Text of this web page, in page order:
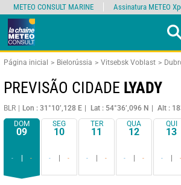
Página inicial Bielorússia Vitsebsk Voblast
PREVISÃO CIDADE LYADY
BLR Lon : 31°10’,128 E Lat : 54°36’,096 N
Alt :
DOM
09
- -
SEG
10
- -
TER
11
- -
QUA
12
- -
QUI
13
- -
METEO CONSULT MARINE Assinatura METEO